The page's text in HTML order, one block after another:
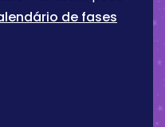
de fases